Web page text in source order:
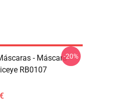
- Máscara
RB0107
-20%